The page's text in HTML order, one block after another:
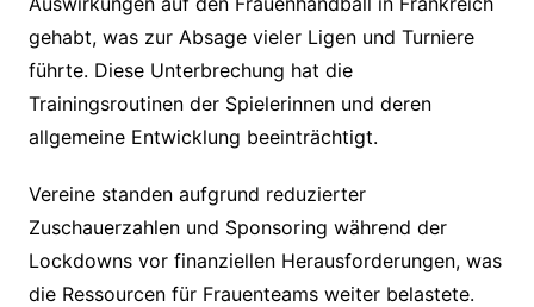
gehabt, was zur Absage vieler Ligen und Turniere
führte. Diese Unterbrechung hat die
Trainingsroutinen der Spielerinnen und deren
allgemeine Entwicklung beeinträchtigt.
Vereine standen aufgrund reduzierter
Zuschauerzahlen und Sponsoring während der
Lockdowns vor finanziellen Herausforderungen, was
die Ressourcen für Frauenteams weiter belastete.